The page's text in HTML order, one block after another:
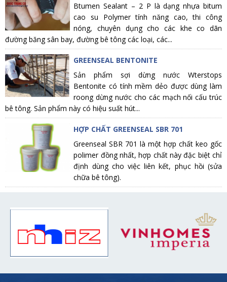
Btumen Sealant – 2 P là dạng nhựa bitum
cao su Polymer tính năng cao, thi công
nóng, chuyên dụng cho các khe co dãn
đường băng sân bay, đường bê tông các loại, các...
GREENSEAL BENTONITE
Sản phẩm sợi dừng nước Wterstops
Bentonite có tính mềm dẻo được dùng làm
roong dừng nước cho các mạch nối cấu trúc
bê tông. Sản phẩm này có hiệu suất hút...
HỢP CHẤT GREENSEAL SBR 701
Greenseal SBR 701 là một hợp chất keo gốc
polimer đồng nhất, hợp chất này đặc biệt chỉ
định dùng cho việc liên kết, phục hồi (sửa
chữa bê tông).